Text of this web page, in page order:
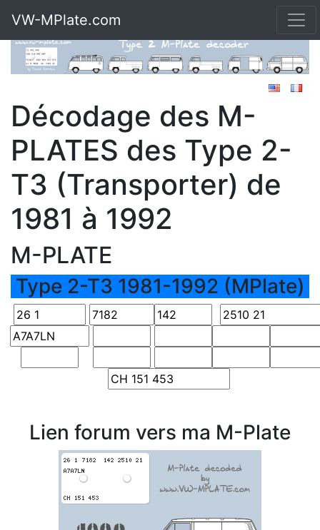
VW-MPlate.com
Décodage des M-
PLATES des Type 2-
T3 (Transporter) de
1981 à 1992
M-PLATE
Type 2-T3 1981-1992 (MPlate)
Lien forum vers ma M-Plate